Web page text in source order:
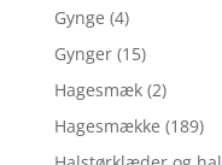
Gynge (4)
Gynger (15)
Hagesmæk (2)
Hagesmække (189)